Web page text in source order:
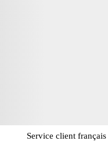
Service client français